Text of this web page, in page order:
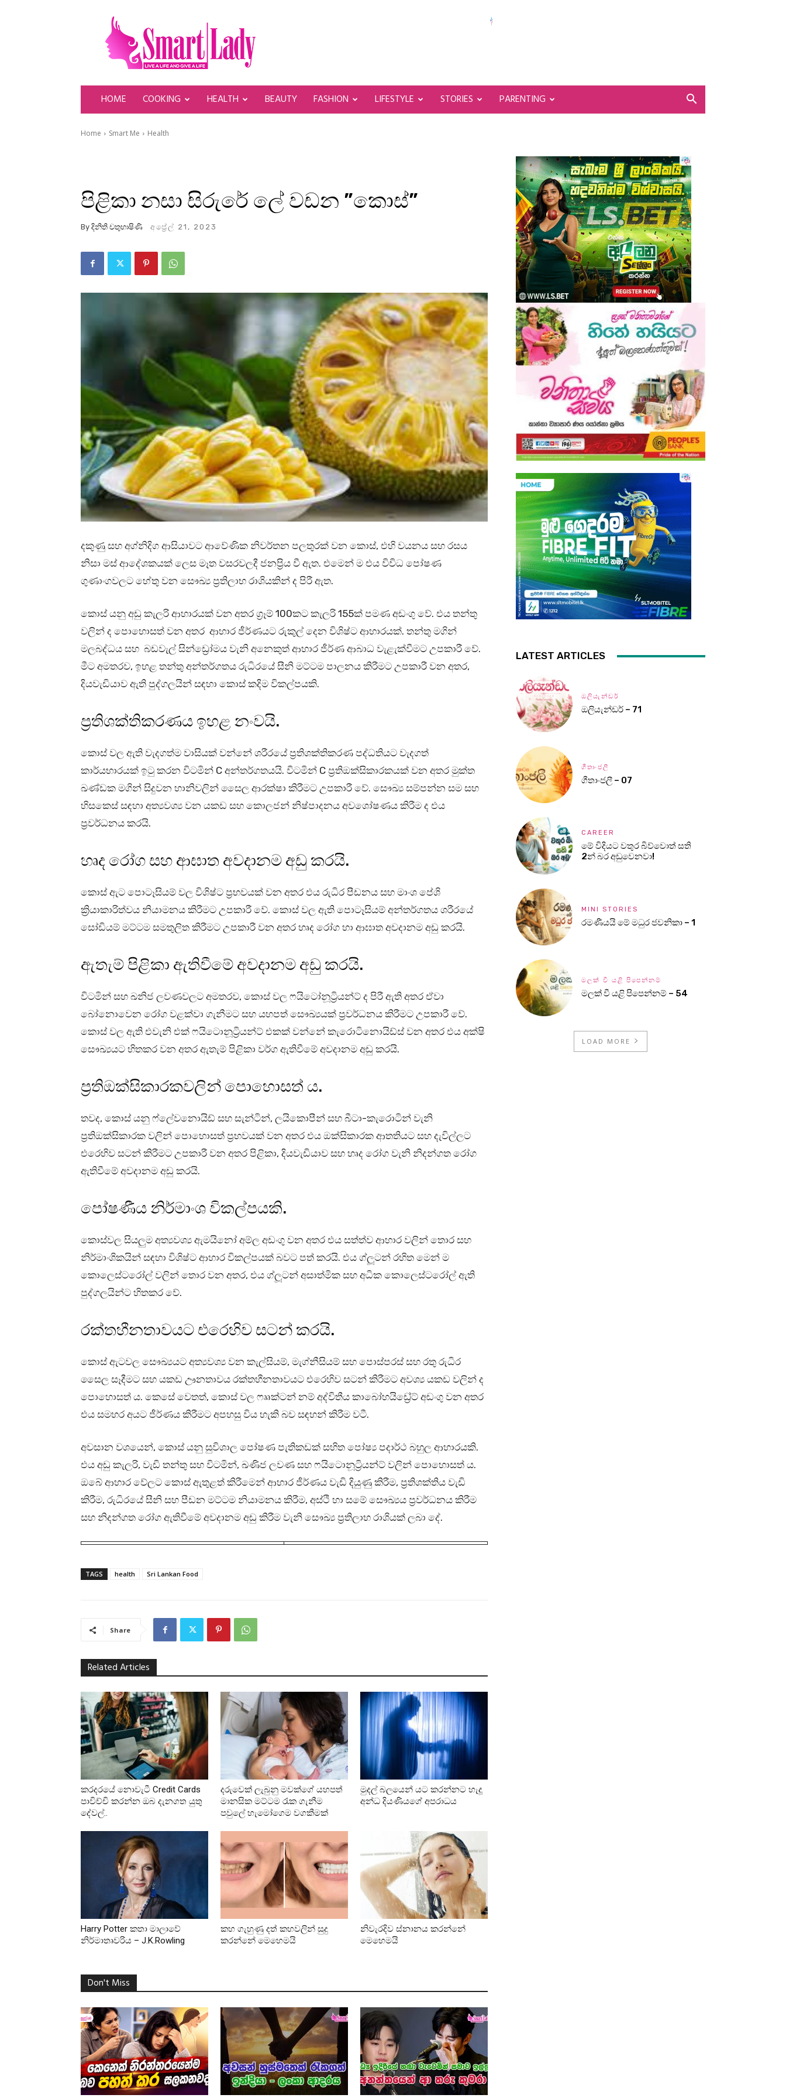
SmartLady
HOME COOKING HEALTH BEAUTY FASHION LIFESTYLE STORIES PARENTING
Home Smart Me Health
පිළිකා නසා සිරුරේ ලේ වඩන ”කොස්”
By දිනිති චතුභාෂිණි අප්‍රේල් 21, 2023
දකුණු සහ අග්නිදිග ආසියාවට ආවේණික නිවර්තන පලතුරක් වන කොස්, එහි වයනය සහ රසය
නිසා මස් ආදේශකයක් ලෙස මෑත වසරවලදී ජනප්‍රිය වී ඇත. එමෙන් ම එය විවිධ පෝෂණ
ගුණාංගවලට හේතු වන සෞඛ්‍ය ප්‍රතිලාභ රාශියකින් ද පිරී ඇත.
කොස් යනු අඩු කැලරි ආහාරයක් වන අතර ග්‍රෑම් 100කට කැලරි 155ක් පමණ අඩංගු වේ. එය තන්තු
වලින් ද පොහොසත් වන අතර ආහාර ජීර්ණයට රුකුල් දෙන විශිෂ්ට ආහාරයක්. තන්තු මගින්
මලබද්ධය සහ බඩවැල් සින්ඩ්‍රෝමය වැනි අනෙකුත් ආහාර ජීර්ණ ආබාධ වැළැක්වීමට උපකාරී වේ.
මීට අමතරව, ඉහළ තන්තු අන්තර්ගතය රුධිරයේ සීනි මට්ටම පාලනය කිරීමට උපකාරී වන අතර,
දියවැඩියාව ඇති පුද්ගලයින් සඳහා කොස් කදිම විකල්පයකි.
ප්‍රතිශක්තිකරණය ඉහළ නංවයි.
කොස් වල ඇති වැදගත්ම වාසියක් වන්නේ ශරීරයේ ප්‍රතිශක්තිකරණ පද්ධතියට වැදගත්
කාර්යභාරයක් ඉටු කරන විටමින් C අන්තර්ගතයයි. විටමින් C ප්‍රතිඔක්සිකාරකයක් වන අතර මුක්ත
ඛණ්ඩක මගින් සිදුවන හානිවලින් සෛල ආරක්ෂා කිරීමට උපකාරී වේ. සෞඛ්‍ය සම්පන්න සම සහ
හිසකෙස් සඳහා අත්‍යවශ්‍ය වන යකඩ සහ කොලජන් නිෂ්පාදනය අවශෝෂණය කිරීම ද එය
ප්‍රවර්ධනය කරයි.
හෘද රෝග සහ ආඝාත අවදානම අඩු කරයි.
කොස් ඇට පොටෑසියම් වල විශිෂ්ට ප්‍රභවයක් වන අතර එය රුධිර පීඩනය සහ මාංශ පේශි
ක්‍රියාකාරිත්වය නියාමනය කිරීමට උපකාරී වේ. කොස් වල ඇති පොටෑසියම් අන්තර්ගතය ශරීරයේ
සෝඩියම් මට්ටම සමතුලිත කිරීමට උපකාරී වන අතර හෘද රෝග හා ආඝාත අවදානම අඩු කරයි.
ඇතැම් පිළිකා ඇතිවීමේ අවදානම අඩු කරයි.
විටමින් සහ ඛනිජ ලවණවලට අමතරව, කොස් වල ෆයිටෝනූට්‍රියන්ට් ද පිරී ඇති අතර ඒවා
බෝනොවෙන රෝග වළක්වා ගැනීමට සහ යහපත් සෞඛ්‍යයක් ප්‍රවර්ධනය කිරීමට උපකාරී වේ.
කොස් වල ඇති එවැනි එක් ෆයිටොනූට්‍රියන්ට් එකක් වන්නේ කැරොටිනොයිඩ්ස් වන අතර එය අක්ෂි
සෞඛ්‍යයට හිතකර වන අතර ඇතැම් පිළිකා වර්ග ඇතිවීමේ අවදානම අඩු කරයි.
ප්‍රතිඔක්සිකාරකවලින් පොහොසත් ය.
තවද, කොස් යනු ෆ්ලේවනොයිඩ් සහ සැන්ටින්, ලයිකොපීන් සහ බීටා-කැරොටින් වැනි
ප්‍රතිඔක්සිකාරක වලින් පොහොසත් ප්‍රභවයක් වන අතර එය ඔක්සිකාරක ආතතියට සහ දැවිල්ලට
එරෙහිව සටන් කිරීමට උපකාරී වන අතර පිළිකා, දියවැඩියාව සහ හෘද රෝග වැනි නිදන්ගත රෝග
ඇතිවීමේ අවදානම අඩු කරයි.
පෝෂණීය නිර්මාංශ විකල්පයකි.
කොස්වල සියලුම අත්‍යවශ්‍ය ඇමයිනෝ අම්ල අඩංගු වන අතර එය සත්ත්ව ආහාර වලින් තොර සහ
නිර්මාංශිකයින් සඳහා විශිෂ්ට ආහාර විකල්පයක් බවට පත් කරයි. එය ග්ලූටන් රහිත මෙන් ම
කොලෙස්ටරෝල් වලින් තොර වන අතර, එය ග්ලූටන් අසාත්මික සහ අධික කොලෙස්ටරෝල් ඇති
පුද්ගලයින්ට හිතකර වේ.
රක්තහීනතාවයට එරෙහිව සටන් කරයි.
කොස් ඇටවල සෞඛ්‍යයට අත්‍යවශ්‍ය වන කැල්සියම්, මැග්නීසියම් සහ පොස්පරස් සහ රතු රුධිර
සෛල සෑදීමට සහ යකඩ ඌනතාවය රක්තහීනතාවයට එරෙහිව සටන් කිරීමට අවශ්‍ය යකඩ වලින් ද
පොහොසත් ය. කෙසේ වෙතත්, කොස් වල ෆෲක්ටන් නම් අද්විතීය කාබෝහයිඩ්‍රේට් අඩංගු වන අතර
එය සමහර අයට ජීර්ණය කිරීමට අපහසු විය හැකි බව සඳහන් කිරීම වටී.
අවසාන වශයෙන්, කොස් යනු සුවිශාල පෝෂණ පැතිකඩක් සහිත පෝෂ්‍ය පදාර්ථ බහුල ආහාරයකි.
එය අඩු කැලරි, වැඩි තන්තු සහ විටමින්, ඛණිජ ලවණ සහ ෆයිටොනූට්‍රියන්ට් වලින් පොහොසත් ය.
ඔබේ ආහාර වේලට කොස් ඇතුළත් කිරීමෙන් ආහාර ජීර්ණය වැඩි දියුණු කිරීම, ප්‍රතිශක්තිය වැඩි
කිරීම, රුධිරයේ සීනි සහ පීඩන මට්ටම නියාමනය කිරීම, අස්ථි හා සමේ සෞඛ්‍යය ප්‍රවර්ධනය කිරීම
සහ නිදන්ගත රෝග ඇතිවීමේ අවදානම අඩු කිරීම වැනි සෞඛ්‍ය ප්‍රතිලාභ රාශියක් ලබා දේ.
TAGS health Sri Lankan Food
Share
Related Articles
කරදරයේ නොවැටී Credit Cards
පාවිච්චි කරන්න ඔබ දැනගත යුතු
දේවල්..
දරුවෙක් ලැබුනු මවක්ගේ යහපත්
මානසික මට්ටම රැක ගැනීම
පවුලේ හැමෝගෙම වගකීමක්
මුදල් බලයෙන් යට කරන්නට හැදූ
අන්ධ දියණියගේ අපරාධය
Harry Potter කතා මාලාවේ
නිර්මාතෘවරිය – J.K.Rowling
කහ ගැහුණු දත් කහවලින් සුදු
කරන්නේ මෙහෙමයි
නිවැරදිව ස්‌නානය කරන්නේ
මෙහෙමයි
Don't Miss
LATEST ARTICLES
ඔලියැන්ඩර්
ඔලියැන්ඩර් – 71
ගීතාංජලී
ගීතාංජලී – 07
CAREER
මේ විදියට වතුර බිව්වොත් සති
2න් බර අඩුවෙනවා!
MINI STORIES
රමණීයයි මේ මධුර ජවනිකා – 1
මලක් වී යළි පිපෙන්නම්
මලක් වී යළි පිපෙන්නම් – 54
LOAD MORE